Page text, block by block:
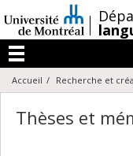
au
contenu
/
Menu
Accueil Recherche et
Thèses et